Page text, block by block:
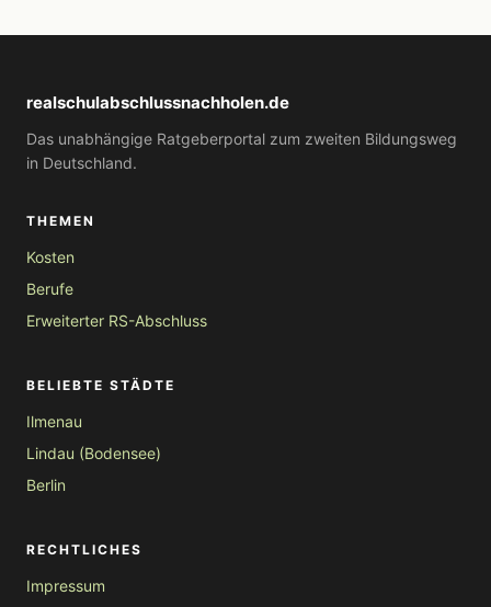
realschulabschlussnachholen.de
Das unabhängige Ratgeberportal zum zweiten Bildungsweg
in Deutschland.
THEMEN
Kosten
Berufe
Erweiterter RS-Abschluss
BELIEBTE STÄDTE
Ilmenau
Lindau (Bodensee)
Berlin
RECHTLICHES
Impressum